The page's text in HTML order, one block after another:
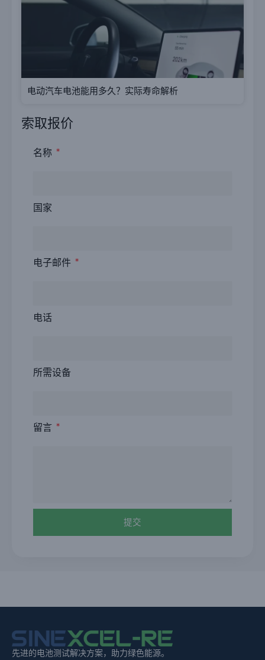
电动汽车电池能用多久？实际寿命解析
索取报价
名称
国家
电子邮件
电话
所需设备
留言
提交
先进的电池测试解决方案，助力绿色能源。